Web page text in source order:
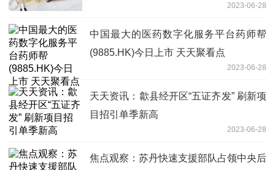
2023-06-28
中国最大的医药数字化服务平台药师帮
(9885.HK)今日上市 天天聚看点
2023-06-28
天天资讯：歙县经开区“五证齐发” 刷新项
目招引单季新高
2023-06-28
焦点观察：苏丹快速支援部队占领中央后